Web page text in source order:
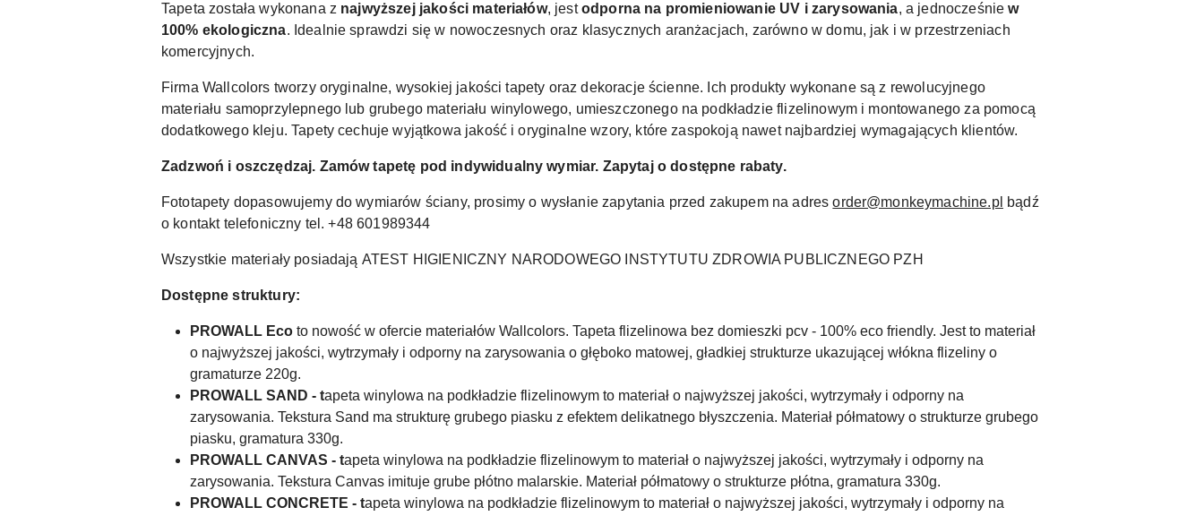
Tapeta została wykonana z najwyższej jakości materiałów, jestodporna na promieniowanie UV i zarysowania, a jednocześniew
100% ekologiczna. Idealnie sprawdzi się w nowoczesnych oraz klasycznych aranżacjach, zarówno w domu, jak i w przestrzeniach
komercyjnych.
Firma Wallcolors tworzy oryginalne, wysokiej jakości tapety oraz dekoracje ścienne. Ich produkty wykonane są z rewolucyjnego
materiału samoprzylepnego lub grubego materiału winylowego, umieszczonego na podkładzie flizelinowym i montowanego za pomocą
dodatkowego kleju. Tapety cechuje wyjątkowa jakość i oryginalne wzory, które zaspokoją nawet najbardziej wymagających klientów.
Zadzwoń i oszczędzaj. Zamów tapetę pod indywidualny wymiar. Zapytaj o dostępne rabaty.
Fototapety dopasowujemy do wymiarów ściany, prosimy o wysłanie zapytania przed zakupem na adresorder@monkeymachine.pl bądź
o kontakt telefoniczny tel. +48 601989344
Wszystkie materiały posiadają ATEST HIGIENICZNY NARODOWEGO INSTYTUTU ZDROWIA PUBLICZNEGO PZH
Dostępne struktury:
PROWALL Eco to nowość w ofercie materiałów Wallcolors. Tapeta flizelinowa bez domieszki pcv - 100% eco friendly. Jest to materiał
o najwyższej jakości, wytrzymały i odporny na zarysowania o głęboko matowej, gładkiej strukturze ukazującej włókna flizeliny o
gramaturze 220g.
PROWALL SAND - tapeta winylowa na podkładzie flizelinowym to materiał o najwyższej jakości, wytrzymały i odporny na
zarysowania. Tekstura Sand ma strukturę grubego piasku z efektem delikatnego błyszczenia. Materiał półmatowy o strukturze grubego
piasku, gramatura 330g.
PROWALL CANVAS - tapeta winylowa na podkładzie flizelinowym to materiał o najwyższej jakości, wytrzymały i odporny na
zarysowania. Tekstura Canvas imituje grube płótno malarskie. Materiał półmatowy o strukturze płótna, gramatura 330g.
PROWALL CONCRETE - tapeta winylowa na podkładzie flizelinowym to materiał o najwyższej jakości, wytrzymały i odporny na